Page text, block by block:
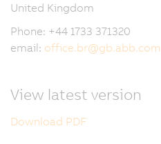
United Kingdom
Phone: +44 1733 371320
email: office.br@gb.abb.com
View latest version
Download PDF